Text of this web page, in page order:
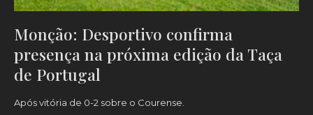
Monção: Desportivo confirma
presença na próxima edição da Taça
de Portugal
Após vitória de 0-2 sobre o Courense.